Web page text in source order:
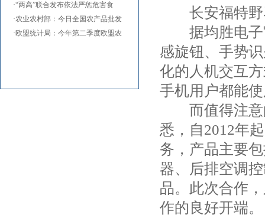
·“两高”联合发布依法严惩危害食
·农业农村部：今日全国农产品批发
·欧盟统计局：今年第二季度欧盟农
长安福特野
据均胜电子
感旋钮、手势
化的人机交互
手机用户都能
而值得注意
悉，自2012年
务，产品主要
器、后排空调
品。此次合作
作的良好开端